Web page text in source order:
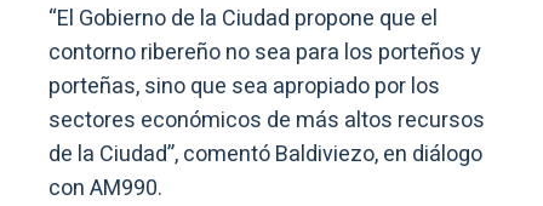
“El Gobierno de la Ciudad propone que el
contorno ribereño no sea para los porteños y
porteñas, sino que sea apropiado por los
sectores económicos de más altos recursos
de la Ciudad”, comentó Baldiviezo, en diálogo
con AM990.